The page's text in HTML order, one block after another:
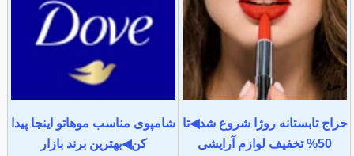
حراج تابستانه روژا شروع شد◀تا
50% تخفیف لوازم آرایشی
شامپوی مناسب موهاتو اینجا پیدا
کن◀بهترین برند بازار